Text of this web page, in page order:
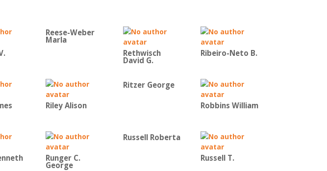
Reese-Weber
Marla
Rethwisch
David G.
Ribeiro-Neto B.
Riley Alison
Ritzer George
Robbins William
Runger C.
George
Russell Roberta
Russell T.